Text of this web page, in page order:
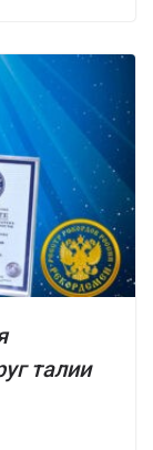
талии